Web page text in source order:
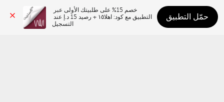
التسجيل
حمّل التطبيق